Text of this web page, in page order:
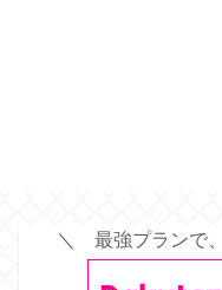
＼ 最強プランで